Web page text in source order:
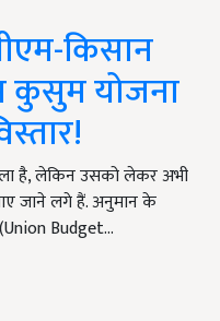
किसान
कुसुम योजना
है, लेकिन उसको लेकर अभी
जाने लगे हैं. अनुमान के
Budget…